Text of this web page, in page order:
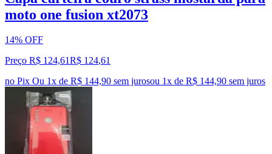
moto one fusion xt2073
14% OFF
Preço R$ 124,61R$ 124,61
no Pix Ou 1x de R$ 144,90 sem jurosou 1x de R$ 144,90 sem juros